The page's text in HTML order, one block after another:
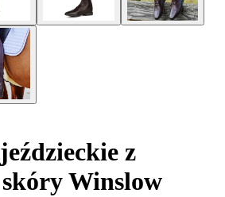
z
Winslow